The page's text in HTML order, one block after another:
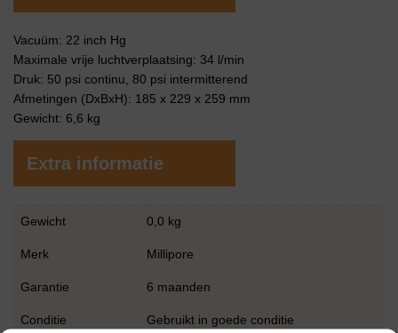
Vacuüm: 22 inch Hg
Maximale vrije luchtverplaatsing: 34 l/min
Druk: 50 psi continu, 80 psi intermitterend
Afmetingen (DxBxH): 185 x 229 x 259 mm
Gewicht: 6,6 kg
Extra informatie
Gewicht 0,0 kg
Merk Millipore
Garantie 6 maanden
Conditie Gebruikt in goede conditie